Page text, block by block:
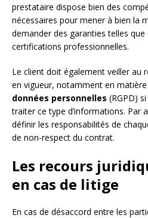
prestataire dispose bien des
nécessaires pour mener à bien la
demander des garanties telles
certifications professionnelles.
Le client doit également veiller au
en vigueur, notamment en matière
données personnelles (RGPD)
traiter ce type d’informations. Par
définir les responsabilités de
de non-respect du contrat.
Les recours
en cas de litige
En cas de désaccord entre les